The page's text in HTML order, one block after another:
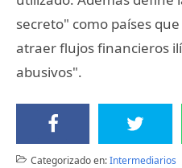
secreto" como países
atraer flujos financieros
abusivos".
Categorizado en:Intermediarios